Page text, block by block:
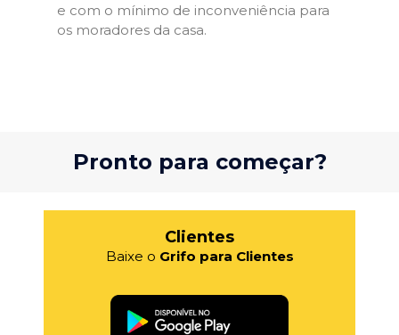
e com o mínimo de inconveniência para
os moradores da casa.
Pronto para começar?
Clientes
Baixe o Grifo para Clientes